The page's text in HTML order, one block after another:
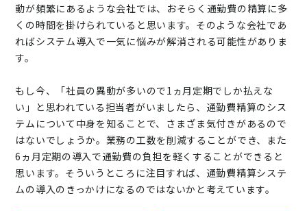
動が頻繁にあるような会社では、おそらく通勤費の精算に多
くの時間を掛けられていると思います。そのような会社であ
ればシステム導入で一気に悩みが解消される可能性がありま
す。
もし今、「社員の異動が多いので1ヵ月定期でしか払えな
い」と思われている担当者がいましたら、通勤費精算のシス
テムについて中身を知ることで、さまざま気付きがあるので
はないでしょうか。業務の工数を削減することができ、また
6ヵ月定期の導入で通勤費の負担を軽くすることができると
思います。そういうところに注目すれば、通勤費精算システ
ムの導入のきっかけになるのではないかと考えています。